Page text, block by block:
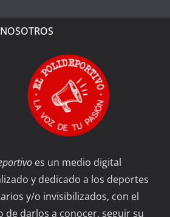
es un medio digital
y dedicado a los deportes
y/o invisibilizados, con el
de darlos a conocer, seguir su